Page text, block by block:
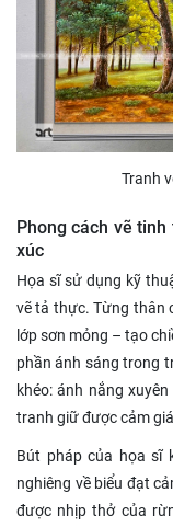
Tranh
Phong cách vẽ
xúc
Họa sĩ sử dụng kỹ
vẽ tả thực. Từng thân
lớp sơn mỏng – tạo
phần ánh sáng trong
khéo: ánh nắng
tranh giữ được cảm
Bút pháp của họa sĩ
nghiêng về biểu đạt
được nhịp thở của